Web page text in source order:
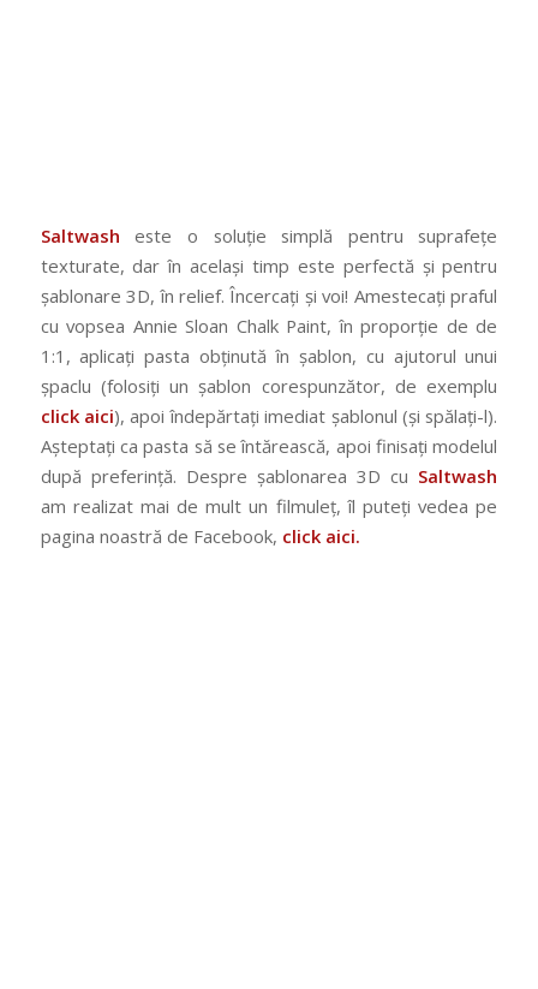
Saltwasheste o soluție simplă pentru suprafețe
texturate, dar în același timp este perfectă și pentru
șablonare 3D, în relief. Încercați și voi! Amestecați praful
cu vopsea Annie Sloan Chalk Paint, în proporție de de
1:1, aplicați pasta obținută în șablon, cu ajutorul unui
șpaclu (folosiți un șablon corespunzător, de exemplu
click aici), apoi îndepărtați imediat șablonul (și spălați-l).
Așteptați ca pasta să se întărească, apoi finisați modelul
după preferință. Despre șablonarea 3D cu Saltwash
am realizat mai de mult un filmuleț, îl puteți vedea pe
pagina noastră de Facebook, click aici.